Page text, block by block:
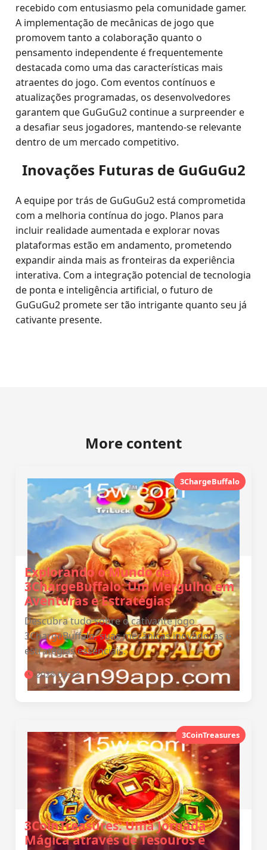
recebido com entusiasmo pela comunidade gamer.
A implementação de mecânicas de jogo que
promovem tanto a colaboração quanto o
pensamento independente é frequentemente
destacada como uma das características mais
atraentes do jogo. Com eventos contínuos e
atualizações programadas, os desenvolvedores
garantem que GuGuGu2 continue a surpreender e
a desafiar seus jogadores, mantendo-se relevante
dentro de um mercado competitivo.
Inovações Futuras de GuGuGu2
A equipe por trás de GuGuGu2 está comprometida
com a melhoria contínua do jogo. Planos para
incluir realidade aumentada e explorar novas
plataformas estão em andamento, prometendo
expandir ainda mais as fronteiras da experiência
interativa. Com a integração potencial de tecnologia
de ponta e inteligência artificial, o futuro de
GuGuGu2 promete ser tão intrigante quanto seu já
cativante presente.
More content
3ChargeBuffalo
Explorando o Mundo de
3ChargeBuffalo: Um Mergulho em
Aventuras e Estratégias
Descubra tudo sobre o cativante jogo
3ChargeBuffalo, suas mecânicas inovadoras e
estratégias essenciais.
2026-03-23
3CoinTreasures
3CoinTreasures: Uma Jornada
Mágica através de Tesouros e